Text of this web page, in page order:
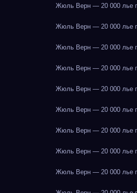
Жюль Верн — 20 000 лье
Жюль Верн — 20 000 лье
Жюль Верн — 20 000 лье
Жюль Верн — 20 000 лье
Жюль Верн — 20 000 лье
Жюль Верн — 20 000 лье
Жюль Верн — 20 000 лье
Жюль Верн — 20 000 лье
Жюль Верн — 20 000 лье